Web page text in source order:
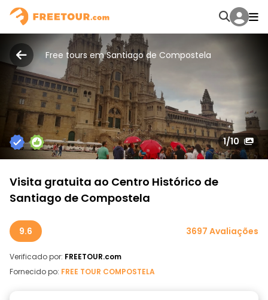
Free tours em Santiago de Compostela
1/10
Visita gratuita ao Centro Histórico de
Santiago de Compostela
9.6 3697 Avaliações
Verificado por: FREETOUR.com
Fornecido po: FREE TOUR COMPOSTELA